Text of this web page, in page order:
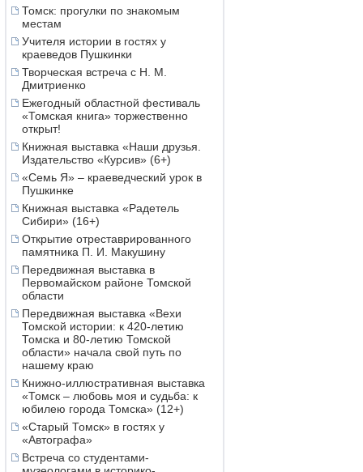
Томск: прогулки по знакомым
местам
Учителя истории в гостях у
краеведов Пушкинки
Творческая встреча с Н. М.
Дмитриенко
Ежегодный областной фестиваль
«Томская книга» торжественно
открыт!
Книжная выставка «Наши друзья.
Издательство «Курсив» (6+)
«Семь Я» – краеведческий урок в
Пушкинке
Книжная выставка «Радетель
Сибири» (16+)
Открытие отреставрированного
памятника П. И. Макушину
Передвижная выставка в
Первомайском районе Томской
области
Передвижная выставка «Вехи
Томской истории: к 420-летию
Томска и 80-летию Томской
области» начала свой путь по
нашему краю
Книжно-иллюстративная выставка
«Томск – любовь моя и судьба: к
юбилею города Томска» (12+)
«Старый Томск» в гостях у
«Автографа»
Встреча со студентами-